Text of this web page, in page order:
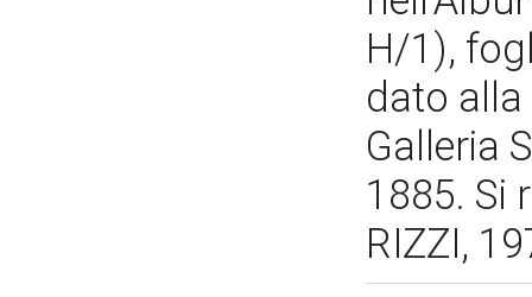
H/1),
dato
Galleria
1885. Si
RIZZI,